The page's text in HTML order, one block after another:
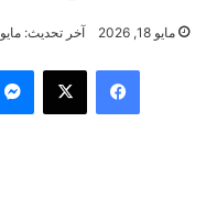
مايو 18, 2026 آخر تحديث: مايو 18, 2026
فيسبوك ‫X